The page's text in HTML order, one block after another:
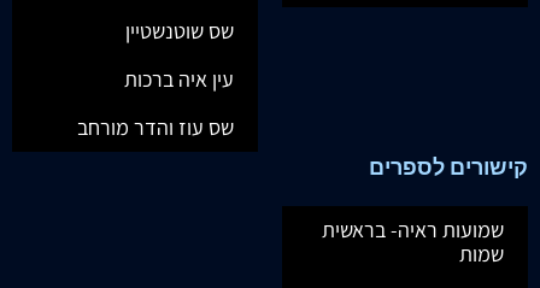
שס שוטנשטיין
עין איה ברכות
שס עוז והדר מורחב
קישורים לספרים
שמועות ראיה- בראשית
שמות